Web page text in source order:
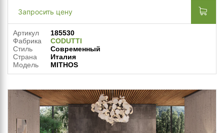
Запросить цену
Артикул
185530
Фабрика
CODUTTI
Стиль
Современный
Страна
Италия
Модель
MITHOS